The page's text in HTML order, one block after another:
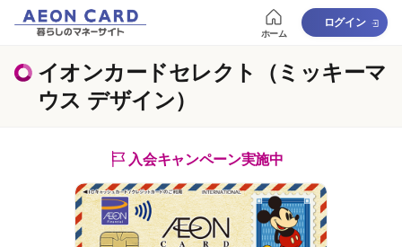
ホーム
ログイン
イオンカードセレクト（ミッキーマ
ウス デザイン）
入会キャンペーン実施中